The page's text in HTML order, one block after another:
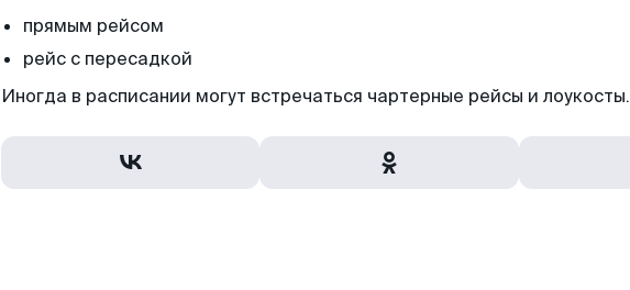
прямым рейсом
рейс с пересадкой
Иногда в расписании могут встречаться чартерные рейсы и лоукосты.